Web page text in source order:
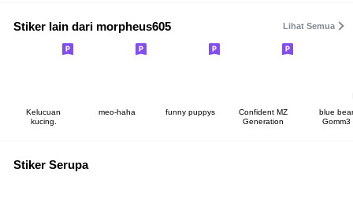
Stiker lain dari morpheus605 Lihat Semua
Kelucuan
kucing.
meo-haha funny puppys
Confident MZ
Generation
blue bear
Gomm3
Stiker Serupa